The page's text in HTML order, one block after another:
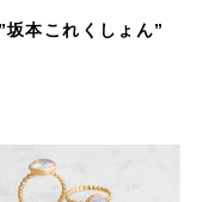
本これくしょん”